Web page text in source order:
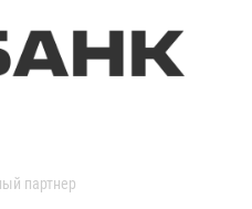
партнер